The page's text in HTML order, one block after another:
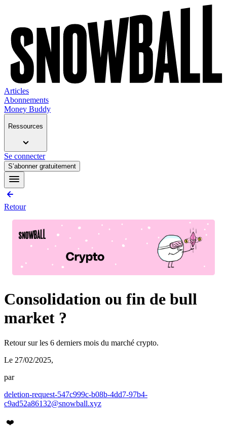
Articles
Abonnements
Money Buddy
Ressources
Se connecter
S’abonner gratuitement
Retour
Consolidation ou fin de bull
market ?
Retour sur les 6 derniers mois du marché crypto.
Le 27/02/2025,
par
deletion-request-547c999c-b08b-4dd7-97b4-
c9ad52a86132@snowball.xyz
❤️